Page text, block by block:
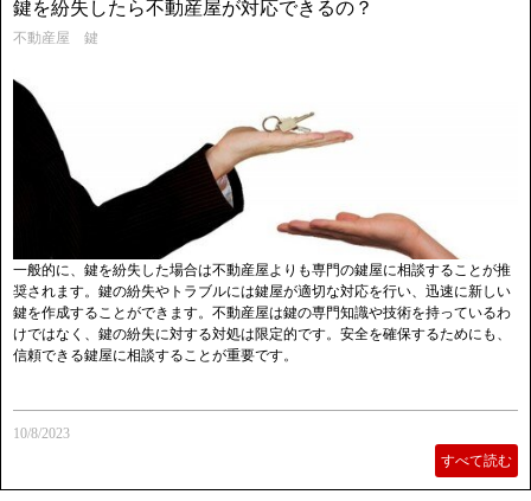
鍵を紛失したら不動産屋が対応できるの？
不動産屋 鍵
一般的に、鍵を紛失した場合は不動産屋よりも専門の鍵屋に相談することが推
奨されます。鍵の紛失やトラブルには鍵屋が適切な対応を行い、迅速に新しい
鍵を作成することができます。不動産屋は鍵の専門知識や技術を持っているわ
けではなく、鍵の紛失に対する対処は限定的です。安全を確保するためにも、
信頼できる鍵屋に相談することが重要です。
10/8/2023
すべて読む